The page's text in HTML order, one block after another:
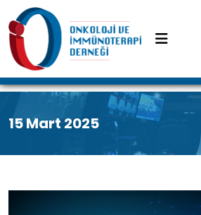
15 Mart 2025